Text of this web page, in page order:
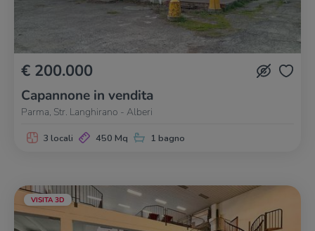
€ 200.000
Capannone in vendita
Parma, Str. Langhirano - Alberi
3 locali 450 Mq 1 bagno
VISITA 3D